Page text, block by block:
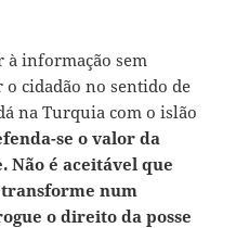
à informação sem
cidadão no sentido de
na Turquia com o islão
se o valor da
Não é aceitável que
num
o direito da posse